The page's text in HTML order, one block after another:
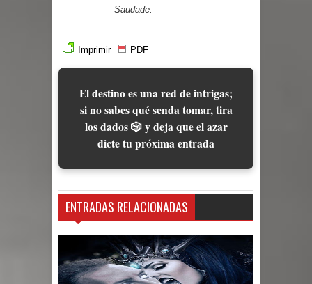
Saudade.
Imprimir PDF
El destino es una red de intrigas;
si no sabes qué senda tomar, tira
los dados 🎲 y deja que el azar
dicte tu próxima entrada
ENTRADAS RELACIONADAS